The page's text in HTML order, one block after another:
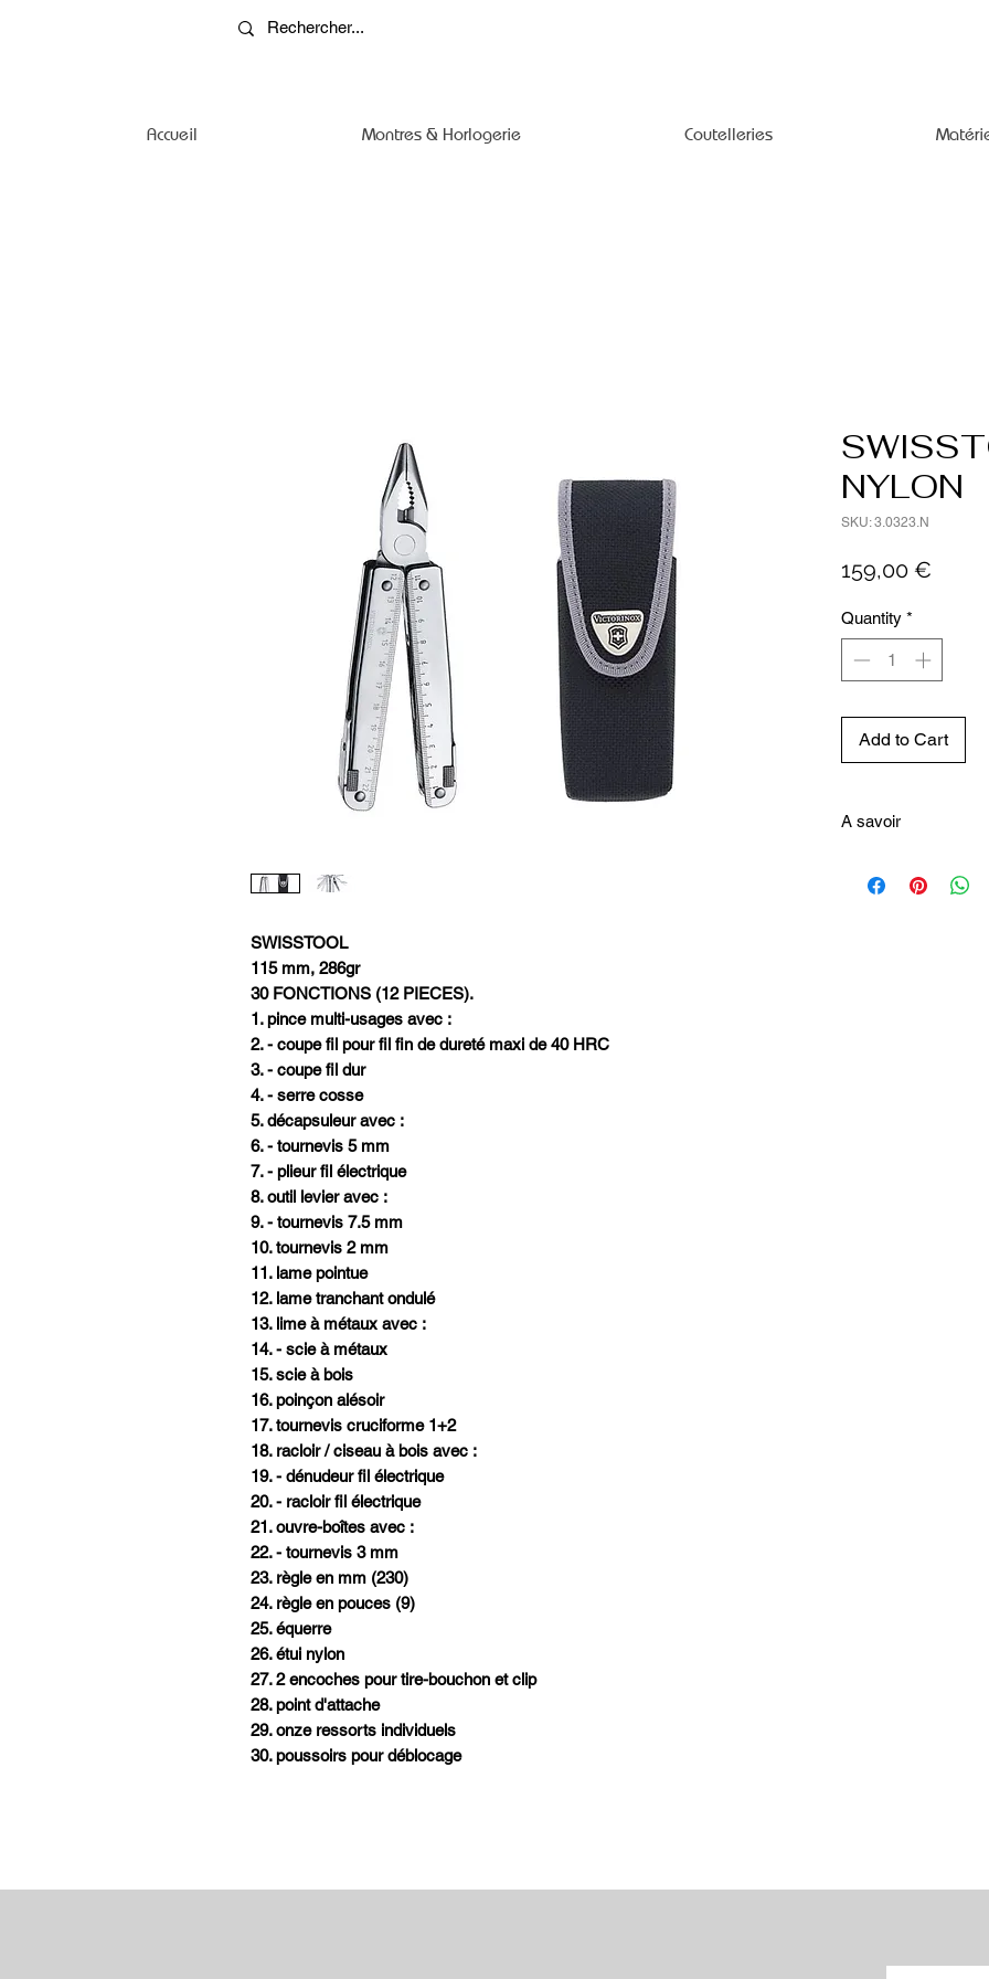
Accueil Montres & Horlogerie Coutelleries
SWISSTOOL
115 mm, 286gr
30 FONCTIONS (12 PIECES).
1. pince multi-usages avec :
2. - coupe fil pour fil fin de dureté maxi de 40 HRC
3. - coupe fil dur
4. - serre cosse
5. décapsuleur avec :
6. - tournevis 5 mm
7. - plieur fil électrique
8. outil levier avec :
9. - tournevis 7.5 mm
10. tournevis 2 mm
11. lame pointue
12. lame tranchant ondulé
13. lime à métaux avec :
14. - scie à métaux
15. scie à bois
16. poinçon alésoir
17. tournevis cruciforme 1+2
18. racloir / ciseau à bois avec :
19. - dénudeur fil électrique
20. - racloir fil électrique
21. ouvre-boîtes avec :
22. - tournevis 3 mm
23. règle en mm (230)
24. règle en pouces (9)
25. équerre
26. étui nylon
27. 2 encoches pour tire-bouchon et clip
28. point d'attache
29. onze ressorts individuels
30. poussoirs pour déblocage
NYLON
SKU: 3.0323.N
159,00 €
Quantity *
Add to Cart
A savoir
qu'il soit nécessaire,